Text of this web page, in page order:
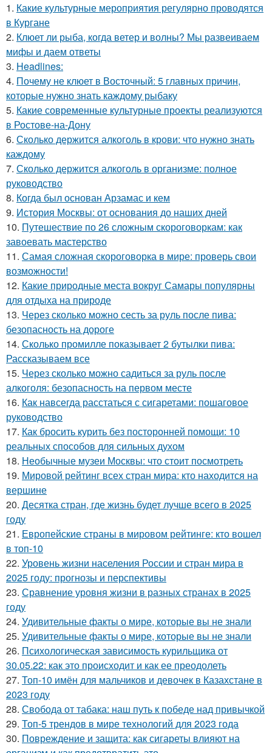
1. Какие культурные мероприятия регулярно проводятся
в Кургане
2. Клюет ли рыба, когда ветер и волны? Мы развеиваем
мифы и даем ответы
3. Headlines:
4. Почему не клюет в Восточный: 5 главных причин,
которые нужно знать каждому рыбаку
5. Какие современные культурные проекты реализуются
в Ростове-на-Дону
6. Сколько держится алкоголь в крови: что нужно знать
каждому
7. Сколько держится алкоголь в организме: полное
руководство
8. Когда был основан Арзамас и кем
9. История Москвы: от основания до наших дней
10. Путешествие по 26 сложным скороговоркам: как
завоевать мастерство
11. Самая сложная скороговорка в мире: проверь свои
возможности!
12. Какие природные места вокруг Самары популярны
для отдыха на природе
13. Через сколько можно сесть за руль после пива:
безопасность на дороге
14. Сколько промилле показывает 2 бутылки пива:
Рассказываем все
15. Через сколько можно садиться за руль после
алкоголя: безопасность на первом месте
16. Как навсегда расстаться с сигаретами: пошаговое
руководство
17. Как бросить курить без посторонней помощи: 10
реальных способов для сильных духом
18. Необычные музеи Москвы: что стоит посмотреть
19. Мировой рейтинг всех стран мира: кто находится на
вершине
20. Десятка стран, где жизнь будет лучше всего в 2025
году
21. Европейские страны в мировом рейтинге: кто вошел
в топ-10
22. Уровень жизни населения России и стран мира в
2025 году: прогнозы и перспективы
23. Сравнение уровня жизни в разных странах в 2025
году
24. Удивительные факты о мире, которые вы не знали
25. Удивительные факты о мире, которые вы не знали
26. Психологическая зависимость курильщика от
30.05.22: как это происходит и как ее преодолеть
27. Топ-10 имён для мальчиков и девочек в Казахстане в
2023 году
28. Свобода от табака: наш путь к победе над привычкой
29. Топ-5 трендов в мире технологий для 2023 года
30. Повреждение и защита: как сигареты влияют на